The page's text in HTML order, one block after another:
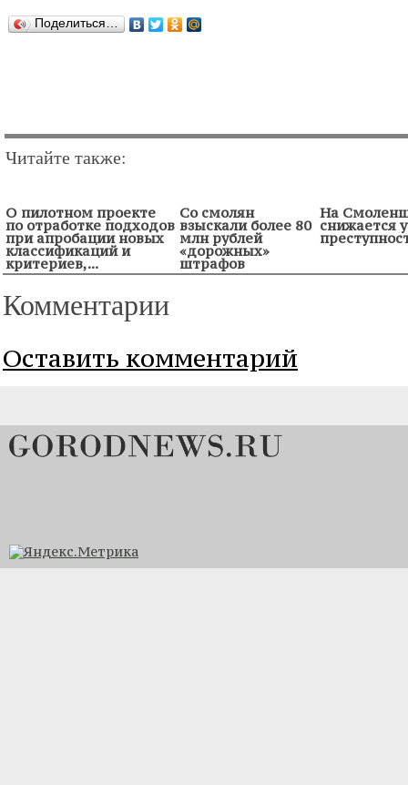
Поделиться…
Читайте также:
О пилотном проекте
по отработке подходов
при апробации новых
классификаций и
критериев,...
Со смолян
взыскали более 80
млн рублей
«дорожных»
штрафов
На
снижается
Комментарии
Оставить комментарий